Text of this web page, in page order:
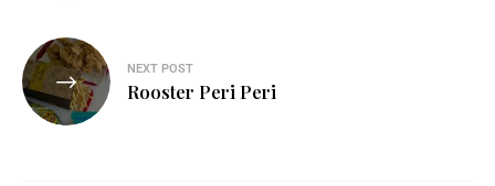
NEXT POST
Rooster Peri Peri